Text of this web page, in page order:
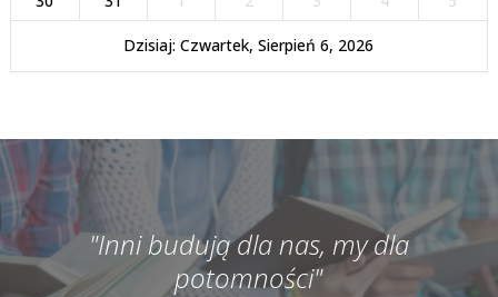
Dzisiaj: Czwartek, Sierpień 6, 2026
"Inni budują dla nas, my dla
potomności"